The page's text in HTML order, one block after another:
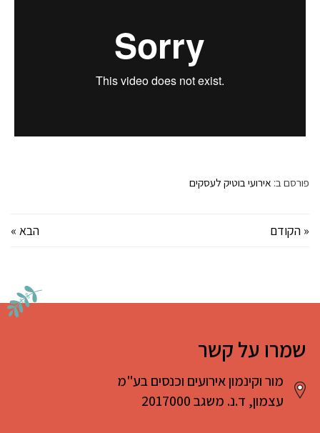
פורסם ב: אירועי בוטיק לעסקים
« הקודם הבא »
שמרו על קשר
מור וקינמון אירועים וכנסים בע"מ
עצמון, ד.נ. משגב 2017000